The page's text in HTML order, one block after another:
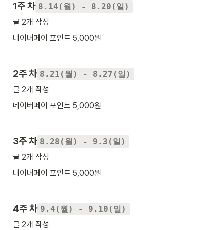
1주 차 8.14(월) - 8.20(일)
글 2개 작성
네이버페이 포인트 5,000원
2주 차 8.21(월) - 8.27(일)
글 2개 작성
네이버페이 포인트 5,000원
3주 차 8.28(월) - 9.3(일)
글 2개 작성
네이버페이 포인트 5,000원
4주 차 9.4(월) - 9.10(일)
글 2개 작성